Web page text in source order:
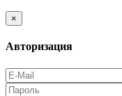
×
Авторизация